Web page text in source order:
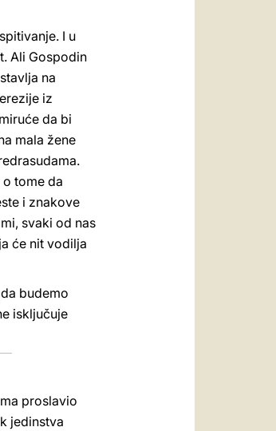
I u
Ali Gospodin
na
iz
da bi
mala žene
tome da
i znakove
svaki od nas
će nit vodilja
budemo
isključuje
proslavio
jedinstva